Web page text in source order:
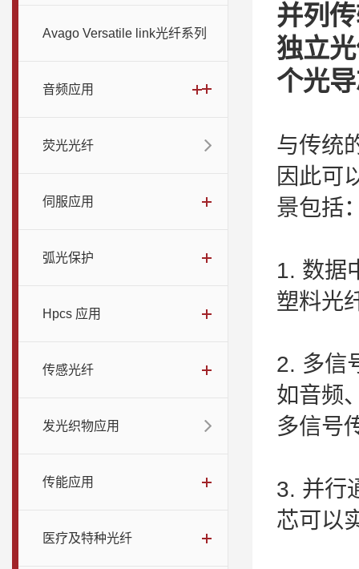
Avago Versatile link光纤系列
音频应用
荧光光纤
伺服应用
弧光保护
Hpcs 应用
传感光纤
发光织物应用
传能应用
医疗及特种光纤
并列
独立
个光
与传统
因此可
景包括
1. 数据
塑料光
2. 多信
如音频
多信号
3. 并行
芯可以